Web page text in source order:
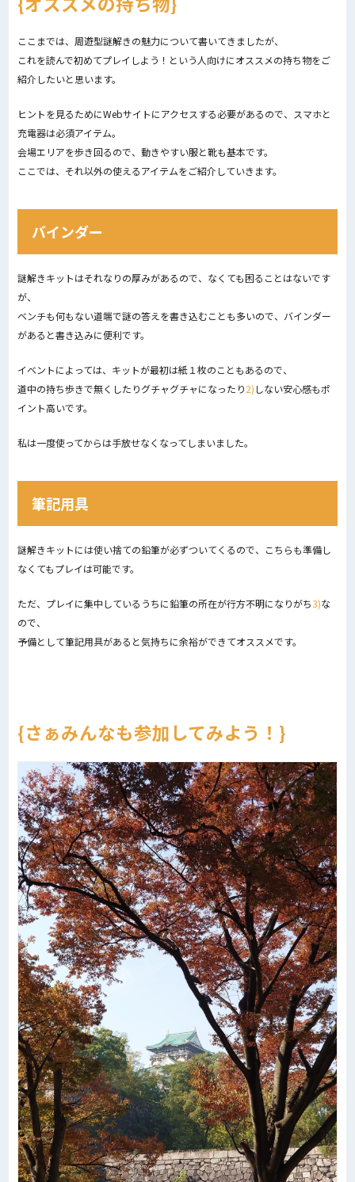
ここまでは、周遊型謎解きの魅力について書いてきましたが、
これを読んで初めてプレイしよう！という人向けにオススメの持ち物をご
紹介したいと思います。
ヒントを見るためにWebサイトにアクセスする必要があるので、スマホと
充電器は必須アイテム。
会場エリアを歩き回るので、動きやすい服と靴も基本です。
ここでは、それ以外の使えるアイテムをご紹介していきます。
バインダー
謎解きキットはそれなりの厚みがあるので、なくても困ることはないです
が、
ベンチも何もない道端で謎の答えを書き込むことも多いので、バインダー
があると書き込みに便利です。
イベントによっては、キットが最初は紙１枚のこともあるので、
道中の持ち歩きで無くしたりグチャグチャになったり2) しない安心感もポ
イント高いです。
私は一度使ってからは手放せなくなってしまいました。
筆記用具
謎解きキットには使い捨ての鉛筆が必ずついてくるので、こちらも準備し
なくてもプレイは可能です。
ただ、プレイに集中しているうちに鉛筆の所在が行方不明になりがち3)な
ので、
予備として筆記用具があると気持ちに余裕ができてオススメです。
さぁみんなも参加してみよう！